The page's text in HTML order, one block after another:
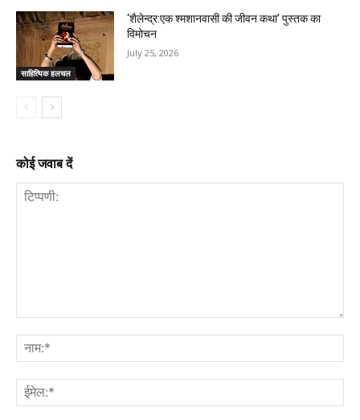
साहित्यिक हलचल
‘शैलेन्द्र:एक श्मशानवासी की जीवन कथा’ पुस्तक का
विमोचन
July 25, 2026
कोई जवाब दें